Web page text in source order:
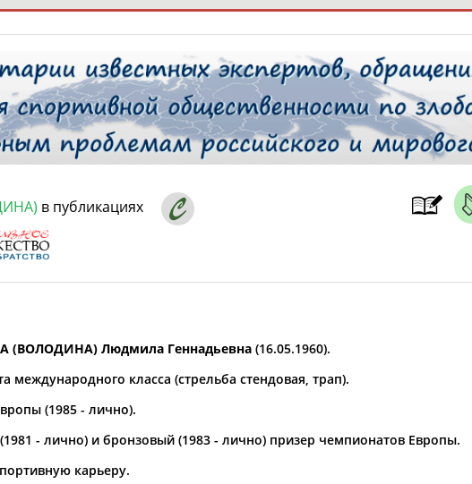
ТАБЛО АКТИВНОСТИ
РЕСУРСНАЯ ПЛОЩАДКА
проживания
год мм год
в публикациях
(ВОЛОДИНА) Людмила Геннадьевна (16.05.1960).
международного класса (стрельба стендовая, трап).
(1985 - лично).
- лично) и бронзовый (1983 - лично) призер чемпионатов Европы.
карьеру.